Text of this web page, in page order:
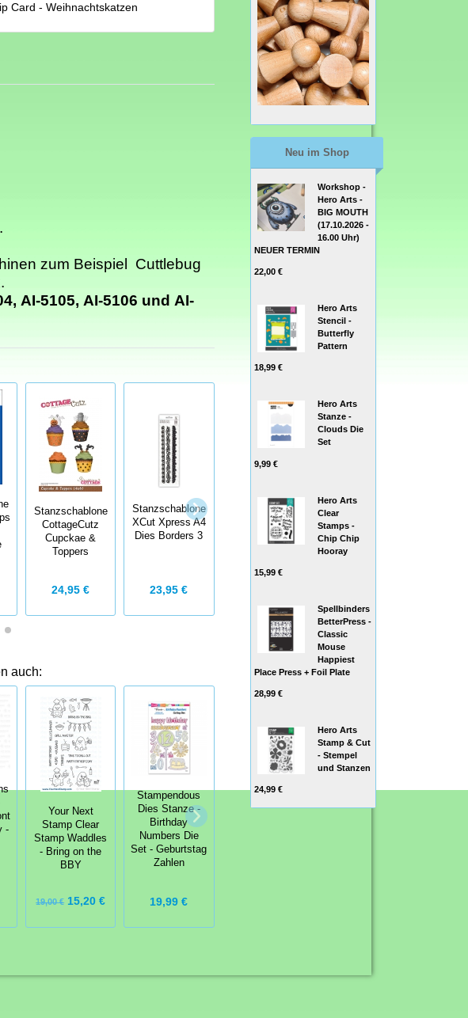
Card - Weihnachtskatzen
zum Beispiel Cuttlebug
AI-5105, AI-5106 und AI-
Stanzschablone
CottageCutz
Cupckae &
Toppers
24,95 €
Stanzschablone
XCut Xpress A4
Dies Borders 3
23,95 €
Stanzschablone
Creatables
Winter Wishes
Tattered Lace
Die Lattice Bow
auch:
-
Your Next
Stamp Clear
Stamp Waddles
- Bring on the
BBY
19,00 € 15,20 €
Stampendous
Dies Stanze -
Birthday
Numbers Die
Set - Geburtstag
Zahlen
19,99 €
Art Impressions
Art Impressions
Neu im Shop
Workshop -
Hero Arts -
BIG MOUTH
(17.10.2026 -
16.00 Uhr)
NEUER TERMIN
22,00 €
Hero Arts
Stencil -
Butterfly
Pattern
18,99 €
Hero Arts
Stanze -
Clouds Die
Set
9,99 €
Hero Arts
Clear
Stamps -
Chip Chip
Hooray
15,99 €
Spellbinders
BetterPress -
Classic
Mouse
Happiest
Place Press + Foil Plate
28,99 €
Hero Arts
Stamp & Cut
- Stempel
und Stanzen
24,99 €